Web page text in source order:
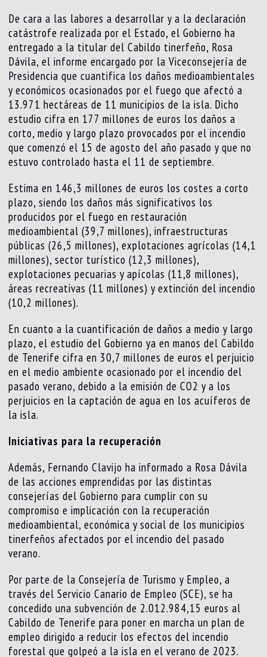
De cara a las labores a desarrollar y a la declaración
catástrofe realizada por el Estado, el Gobierno ha
entregado a la titular del Cabildo tinerfeño, Rosa
Dávila, el informe encargado por la Viceconsejería de
Presidencia que cuantifica los daños medioambientales
y económicos ocasionados por el fuego que afectó a
13.971 hectáreas de 11 municipios de la isla. Dicho
estudio cifra en 177 millones de euros los daños a
corto, medio y largo plazo provocados por el incendio
que comenzó el 15 de agosto del año pasado y que no
estuvo controlado hasta el 11 de septiembre.
Estima en 146,3 millones de euros los costes a corto
plazo, siendo los daños más significativos los
producidos por el fuego en restauración
medioambiental (39,7 millones), infraestructuras
públicas (26,5 millones), explotaciones agrícolas (14,1
millones), sector turístico (12,3 millones),
explotaciones pecuarias y apícolas (11,8 millones),
áreas recreativas (11 millones) y extinción del incendio
(10,2 millones).
En cuanto a la cuantificación de daños a medio y largo
plazo, el estudio del Gobierno ya en manos del Cabildo
de Tenerife cifra en 30,7 millones de euros el perjuicio
en el medio ambiente ocasionado por el incendio del
pasado verano, debido a la emisión de CO2 y a los
perjuicios en la captación de agua en los acuíferos de
la isla.
Iniciativas para la recuperación
Además, Fernando Clavijo ha informado a Rosa Dávila
de las acciones emprendidas por las distintas
consejerías del Gobierno para cumplir con su
compromiso e implicación con la recuperación
medioambiental, económica y social de los municipios
tinerfeños afectados por el incendio del pasado
verano.
Por parte de la Consejería de Turismo y Empleo, a
través del Servicio Canario de Empleo (SCE), se ha
concedido una subvención de 2.012.984,15 euros al
Cabildo de Tenerife para poner en marcha un plan de
empleo dirigido a reducir los efectos del incendio
forestal que golpeó a la isla en el verano de 2023.